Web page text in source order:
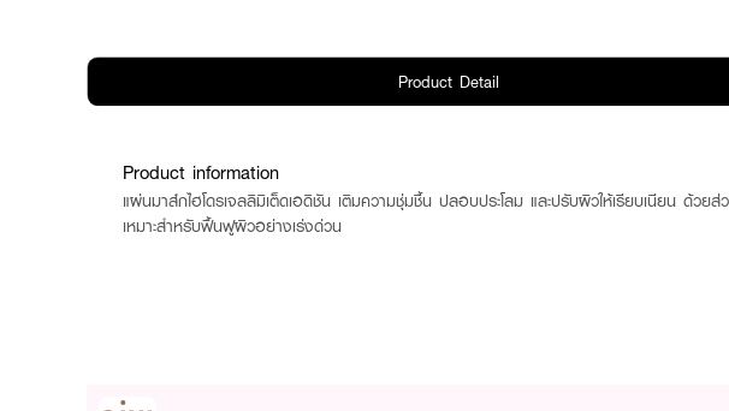
Product Detail
Product information
แผ่นมาส์กไฮโดรเจลลิมิเต็ดเอดิชัน เติมความชุ่มชื้น ปลอบประโลม และปรับผิวให้เรียบเนียน ด้
เหมาะสำหรับฟื้นฟูผิวอย่างเร่งด่วน